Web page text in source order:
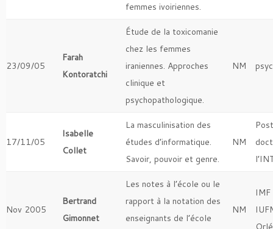
femmes ivoiriennes.
23/09/05
Farah
Kontoratchi
Étude de la toxicomanie
chez les femmes
iraniennes. Approches
clinique et
psychopathologique.
NM
17/11/05
Isabelle
Collet
La masculinisation des
études d’informatique.
Savoir, pouvoir et genre.
NM
Nov 2005
Bertrand
Gimonnet
Les notes à l’école ou le
rapport à la notation des
enseignants de l’école
NM